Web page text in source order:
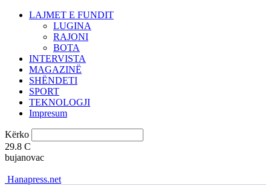
LAJMET E FUNDIT
LUGINA
RAJONI
BOTA
INTERVISTA
MAGAZINË
SHËNDETI
SPORT
TEKNOLOGJI
Impresum
Kërko
29.8 C
bujanovac
Hanapress.net